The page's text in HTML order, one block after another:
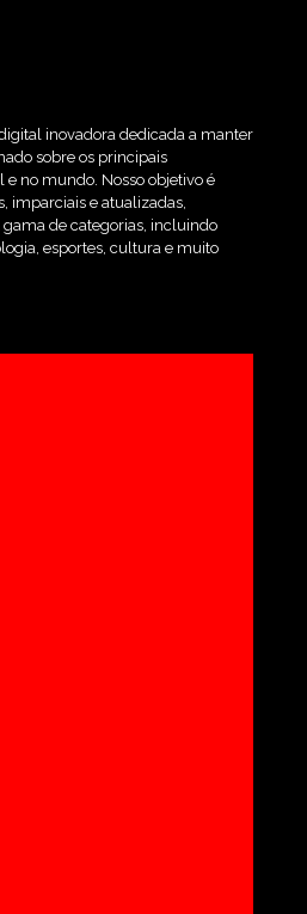
inovadora dedicada a manter
sobre os principais
no mundo. Nosso objetivo é
imparciais e atualizadas,
de categorias, incluindo
esportes, cultura e muito